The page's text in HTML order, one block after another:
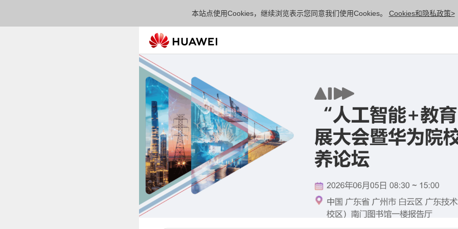
本站点使用Cookies，继续浏览表示您同意我们使用Cookies。 Cookies和隐私政策>